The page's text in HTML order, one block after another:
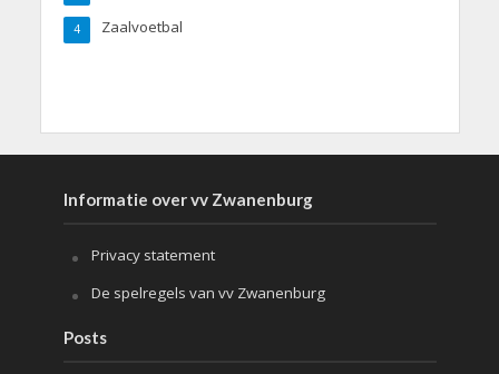
Zaalvoetbal
4
Informatie over vv Zwanenburg
Privacy statement
De spelregels van vv Zwanenburg
Posts